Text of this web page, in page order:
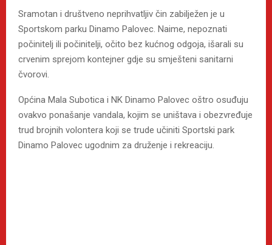
Sramotan i društveno neprihvatljiv čin zabilježen je u
Sportskom parku Dinamo Palovec. Naime, nepoznati
počinitelj ili počinitelji, očito bez kućnog odgoja, išarali su
crvenim sprejom kontejner gdje su smješteni sanitarni
čvorovi.
Općina Mala Subotica i NK Dinamo Palovec oštro osuđuju
ovakvo ponašanje vandala, kojim se uništava i obezvređuje
trud brojnih volontera koji se trude učiniti Sportski park
Dinamo Palovec ugodnim za druženje i rekreaciju.